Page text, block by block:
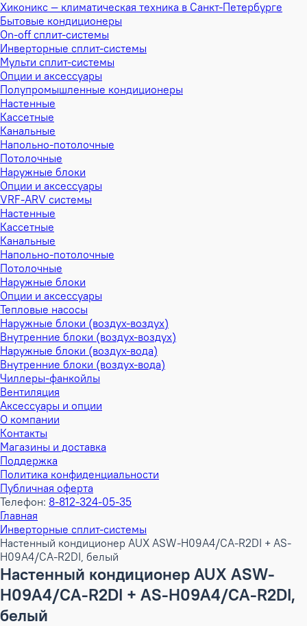
Хиконикс — климатическая техника в Санкт-Петербурге
Бытовые кондиционеры
On-off сплит-системы
Инверторные сплит-системы
Мульти сплит-системы
Опции и аксессуары
Полупромышленные кондиционеры
Настенные
Кассетные
Канальные
Напольно-потолочные
Потолочные
Наружные блоки
Опции и аксессуары
VRF-ARV системы
Настенные
Кассетные
Канальные
Напольно-потолочные
Потолочные
Наружные блоки
Опции и аксессуары
Тепловые насосы
Наружные блоки (воздух-воздух)
Внутренние блоки (воздух-воздух)
Наружные блоки (воздух-вода)
Внутренние блоки (воздух-вода)
Чиллеры-фанкойлы
Вентиляция
Аксессуары и опции
О компании
Контакты
Магазины и доставка
Поддержка
Политика конфиденциальности
Публичная оферта
Телефон: 8-812-324-05-35
Главная
Инверторные сплит-системы
Настенный кондиционер AUX ASW-H09A4/CA-R2DI + AS-
H09A4/CA-R2DI, белый
Настенный кондиционер AUX ASW-
H09A4/CA-R2DI + AS-H09A4/CA-R2DI,
белый